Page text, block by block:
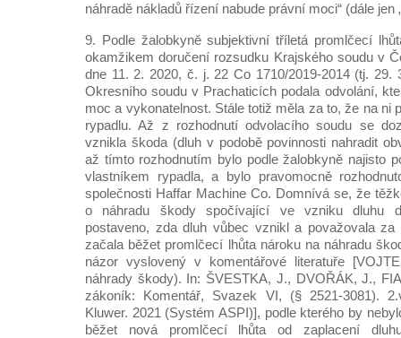
náhradě nákladů řízení nabude právní moci“ (dále jen
9. Podle žalobkyně subjektivní tříletá promlčecí
okamžikem doručení rozsudku Krajského soudu v
dne 11. 2. 2020, č. j. 22 Co 1710/2019-2014 (tj. 29.
Okresního soudu v Prachaticích podala odvolání,
moc a vykonatelnost. Stále totiž měla za to, že na ni
rypadlu. Až z rozhodnutí odvolacího soudu se
vznikla škoda (dluh v podobě povinnosti nahradit
až tímto rozhodnutím bylo podle žalobkyně najisto
vlastníkem rypadla, a bylo pravomocně
společnosti Haffar Machine Co. Domnívá se, že
o náhradu škody spočívající ve vzniku dluhu
postaveno, zda dluh vůbec vznikl a považovala
začala běžet promlčecí lhůta nároku na náhradu
názor vyslovený v komentářové literatuře
náhrady škody). In: ŠVESTKA, J., DVOŘÁK, J.,
zákoník: Komentář, Svazek VI, (§ 2521-3081).
Kluwer. 2021 (Systém ASPI)], podle kterého by
běžet nová promlčecí lhůta od zaplacení